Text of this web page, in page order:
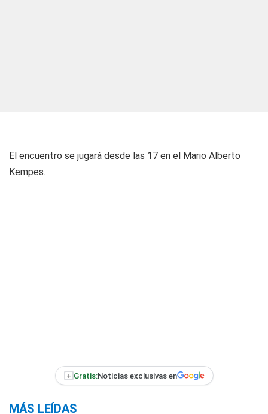
El encuentro se jugará desde las 17 en el Mario Alberto
Kempes.
+ Gratis:Noticias exclusivas en
MÁS LEÍDAS